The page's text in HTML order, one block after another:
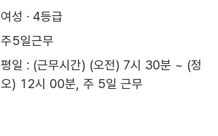
여성 · 4등급
주5일근무
평일 : (근무시간) (오전) 7시 30분 ~ (정
오) 12시 00분, 주 5일 근무